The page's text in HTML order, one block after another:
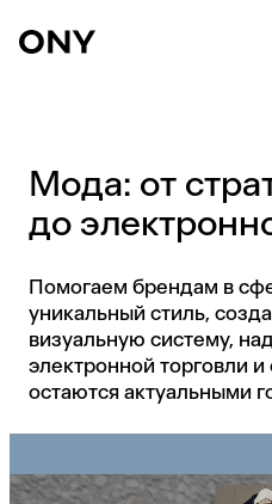
Мода: от
до
Помогаем брендам в
уникальный стиль,
визуальную систему,
электронной торговли
остаются актуальными